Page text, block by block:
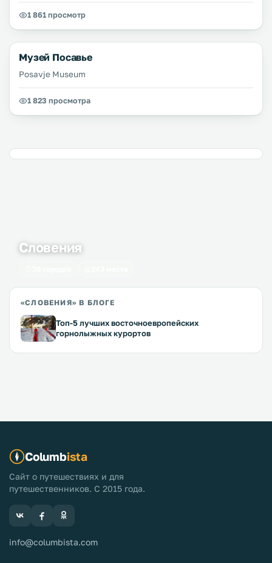
1 861 просмотр
Музей Посавье
Posavje Museum
1 823 просмотра
Словения
«СЛОВЕНИЯ» В БЛОГЕ
Топ-5 лучших восточноевропейских
горнолыжных курортов
Columbista
Сайт о путешествиях и для
путешественников. С 2015 года.
info@columbista.com